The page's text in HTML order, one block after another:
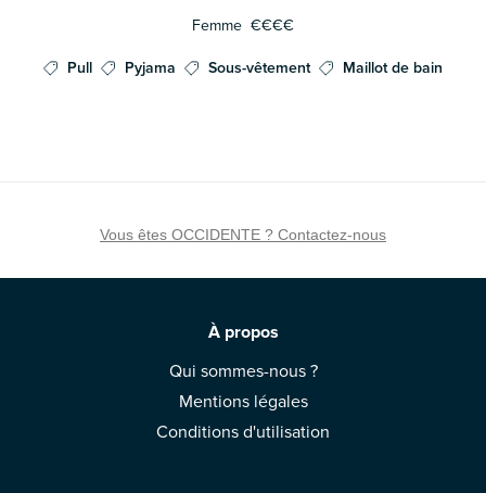
Femme €€€€
Pull Pyjama Sous-vêtement Maillot de bain
Vous êtes OCCIDENTE ? Contactez-nous
À propos
Qui sommes-nous ?
Mentions légales
Conditions d'utilisation